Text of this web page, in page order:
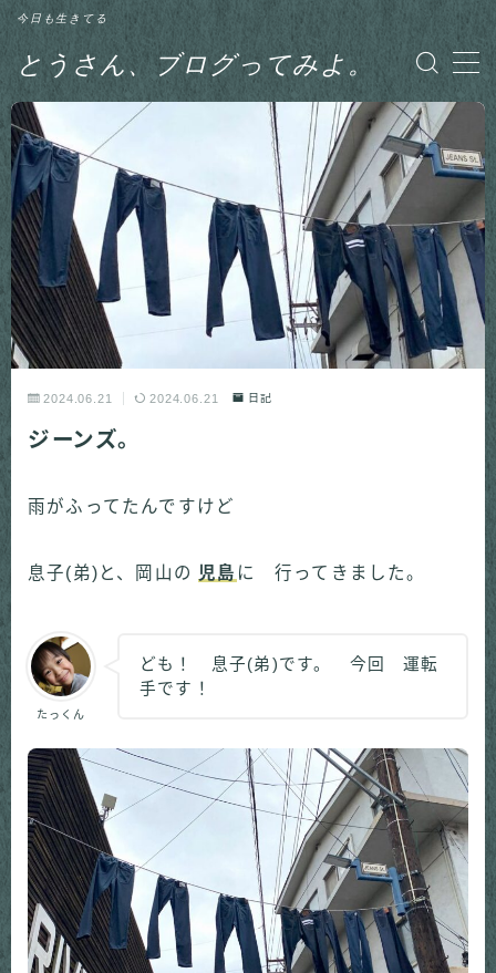
とうさん、ブログってみよ。
今日も生きてる
MENU
グルメ
日記
釣り
2024.06.21 2024.06.21 日記
ジーンズ。
雨がふってたんですけど
息子(弟)と、岡山の 児島 に 行ってきました。
たっくん
ども！ 息子(弟)です。 今回 運転
手です！